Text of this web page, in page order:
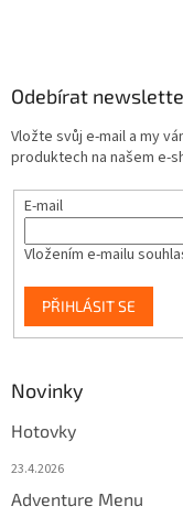
Odebírat
Vložte svůj e-mail a my
produktech na našem e-
E-mail
Vložením e-mailu
PŘIHLÁSIT SE
Novinky
Hotovky
23.4.2026
Adventure Menu